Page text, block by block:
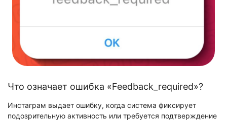
Что означает ошибка «Feedback_required»?
Инстаграм выдает ошибку, когда система фиксирует
подозрительную активность или требуется подтверждение